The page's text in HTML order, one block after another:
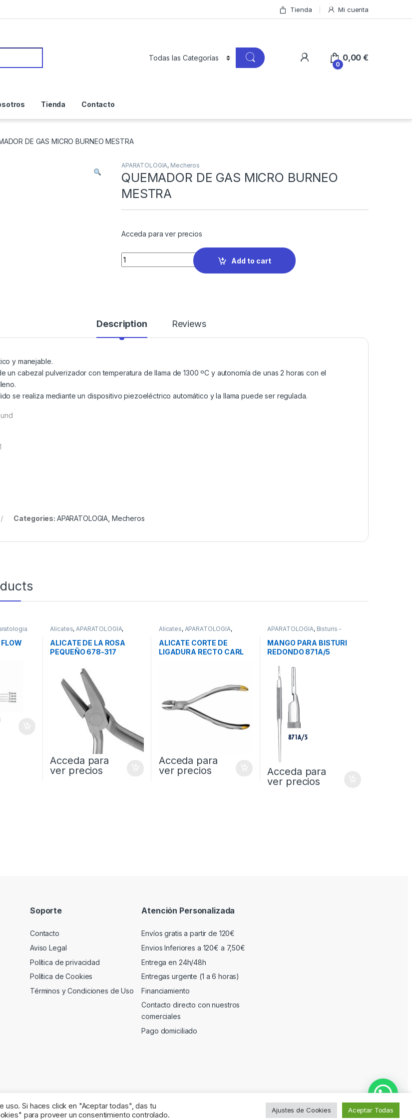
Tienda Mi cuenta
0
0,00€
Tienda Contacto
DE GAS MICRO BURNEO MESTRA
APARATOLOGIA, Mecheros
QUEMADOR DE GAS MICRO BURNEO
MESTRA
Acceda para ver precios
Quantity
Add to cart
Description Reviews
y manejable.
un cabezal pulverizador con temperatura de llama de 1300 ºC y autonomía de unas 2 horas con el
se realiza mediante un dispositivo piezoeléctrico automático y la llama puede ser regulada.
Categories: APARATOLOGIA, Mecheros
Alicates,APARATOLOGIA,
ALICATE DE LA ROSA
PEQUEÑO 678-317
Acceda para
ver precios
Alicates, APARATOLOGIA,
ALICATE CORTE DE
LIGADURA RECTO CARL
Acceda para
ver precios
APARATOLOGIA, Bisturis -
MANGO PARA BISTURI
REDONDO 871A/5
Acceda para
ver precios
Soporte
Contacto
Aviso Legal
Política de privacidad
Política de Cookies
Términos y Condiciones de Uso
Atención Personalizada
Envíos gratis a partir de 120€
Envios Inferiores a 120€ a 7,50€
Entrega en 24h/48h
Entregas urgente (1 a 6 horas)
Financiamiento
Contacto directo con nuestros
comerciales
Pago domiciliado
uso. Si haces click en "Aceptar todas", das tu
para proveer un consentimiento controlado.
Ajustes de Cookies Aceptar Todas